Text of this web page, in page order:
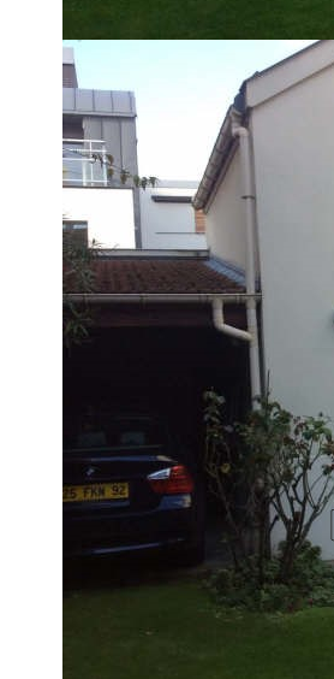
Description
Réf : 0004
Boulogne - Proximité des ""
manger de 53m² - Cuisine
Deux salles de bains - Sous/sol
d'agrandissement ) -
** €1 795 000 honoraires inclus
Diagnostics